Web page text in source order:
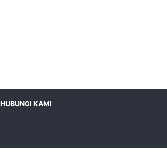
HUBUNGI KAMI